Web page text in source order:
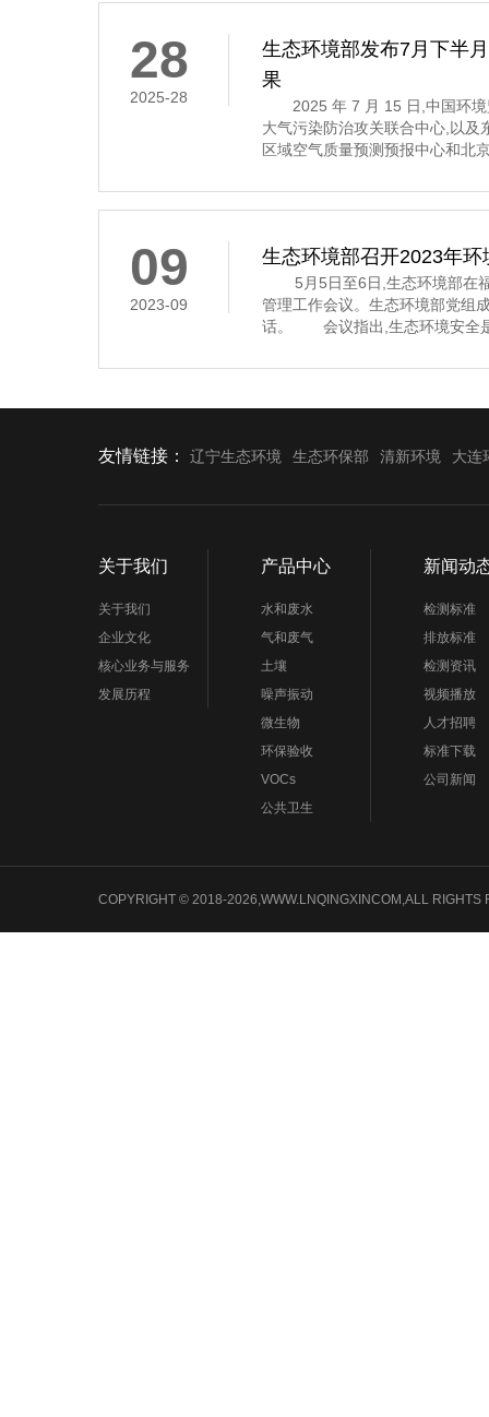
28
2025-28
生态环境部发布7月下半
果
2025 年 7 月 15 日,中国环境
大气污染防治攻关联合中心,以及
区域空气质量预测预报中心和北
示,7 月下半月全国大部分地区空
其中,京津冀及
09
2023-09
生态环境部召开2023年
5月5日至6日,生态环境部在福
管理工作会议。生态环境部党组
话。 会议指出,生态环境安全
安全,多次作出重要指示批示,为
近年来,全国环
友情链接： 辽宁生态环境 生态环保部 清新环境 大连
关于我们
关于我们
企业文化
核心业务与服务
发展历程
产品中心
水和废水
气和废气
土壤
噪声振动
微生物
环保验收
VOCs
公共卫生
新闻动
检测标准
排放标准
检测资讯
视频播放
人才招聘
标准下载
公司新闻
COPYRIGHT © 2018-2026,WWW.LNQINGXINCOM,ALL